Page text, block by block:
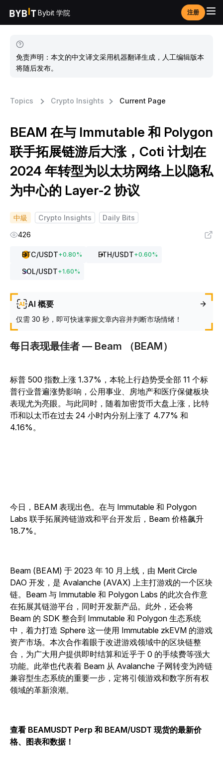
Bybit 学院 注册
免责声明：本文的中文译文采用机器翻译生成，人工编辑版本
将随后发布。
Topics Crypto Insights Current Page
BEAM 在与 Immutable 和 Polygon
联手拓展链游后大涨，Coti 计划在
2024 年转型为以太坊网络上以隐私
为中心的 Layer-2 协议
中級 Crypto Insights
Daily Bits
426
BTC/USDT+0.80% ETH/USDT+0.60%
SOL/USDT+1.60%
AI 概要
仅需 30 秒，即可快速掌握文章内容并判断市场情绪！
每日表现最佳者 — Beam （BEAM）
标普 500 指数上涨 1.37%，本轮上行趋势受全部 11 个标
普行业普遍涨势影响，公用事业、房地产和医疗保健板块
表现尤为亮眼。与此同时，随着加密货币大盘上涨，比特
币和以太币在过去 24 小时内分别上涨了 4.77% 和
4.16%。
今日，BEAM 表现出色。在与 Immutable 和 Polygon
Labs 联手拓展跨链游戏和平台开发后，Beam 价格飙升
18.7%。
Beam (BEAM) 于 2023 年 10 月上线，由 Merit Circle
DAO 开发，是 Avalanche (AVAX) 上主打游戏的一个区块
链。Beam 与 Immutable 和 Polygon Labs 的此次合作意
在拓展其链游平台，同时开发新产品。此外，还会将
Beam 的 SDK 整合到 Immutable 和 Polygon 生态系统
中，着力打造 Sphere 这一使用 Immutable zkEVM 的游戏
资产市场。本次合作着眼于改进游戏领域中的区块链整
合，为广大用户提供即时结算和近乎于 0 的手续费等强大
功能。此举也代表着 Beam 从 Avalanche 子网转变为跨链
兼容型生态系统的重要一步，定将引领游戏和数字所有权
领域的革新浪潮。
查看 BEAMUSDT Perp 和 BEAM/USDT 现货的最新价
格、图表和数据！